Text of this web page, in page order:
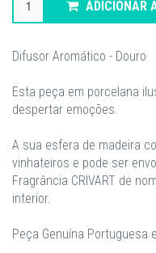
ADICIONAR
Difusor Aromático - Douro
Esta peça em porcelana
despertar emoções.
A sua esfera de madeira
vinhateiros e pode ser
Fragrância CRIVART de
interior.
Peça Genuína Portuguesa